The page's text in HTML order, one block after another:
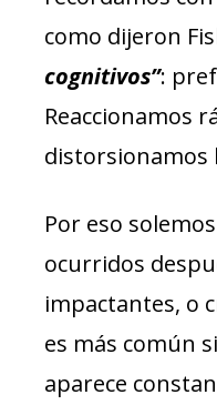
como dijeron
cognitivos”:
Reaccionamos
distorsionamos
Por eso
ocurridos
impactantes, o
es más común
aparece